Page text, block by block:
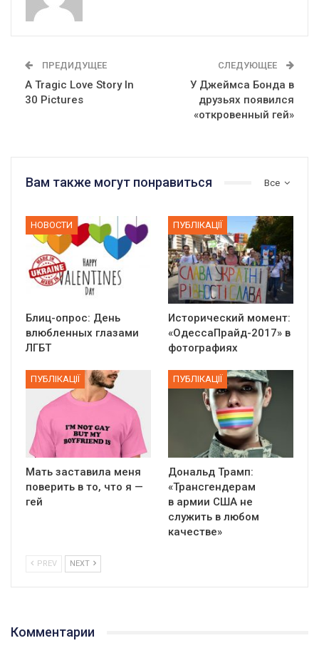
ПРЕДИДУЩЕЕ
A Tragic Love Story In
30 Pictures
СЛЕДУЮЩЕЕ
У Джеймса Бонда в
друзьях появился
«откровенный гей»
Все
Вам также могут понравиться
НОВОСТИ
Блиц-опрос: День
влюбленных глазами
ЛГБТ
ПУБЛІКАЦІЇ
Исторический момент:
«ОдессаПрайд-2017» в
фотографиях
ПУБЛІКАЦІЇ
Мать заставила меня
поверить в то, что я —
гей
ПУБЛІКАЦІЇ
Дональд Трамп:
«Трансгендерам
в армии США не
служить в любом
качестве»
PREV NEXT
Комментарии